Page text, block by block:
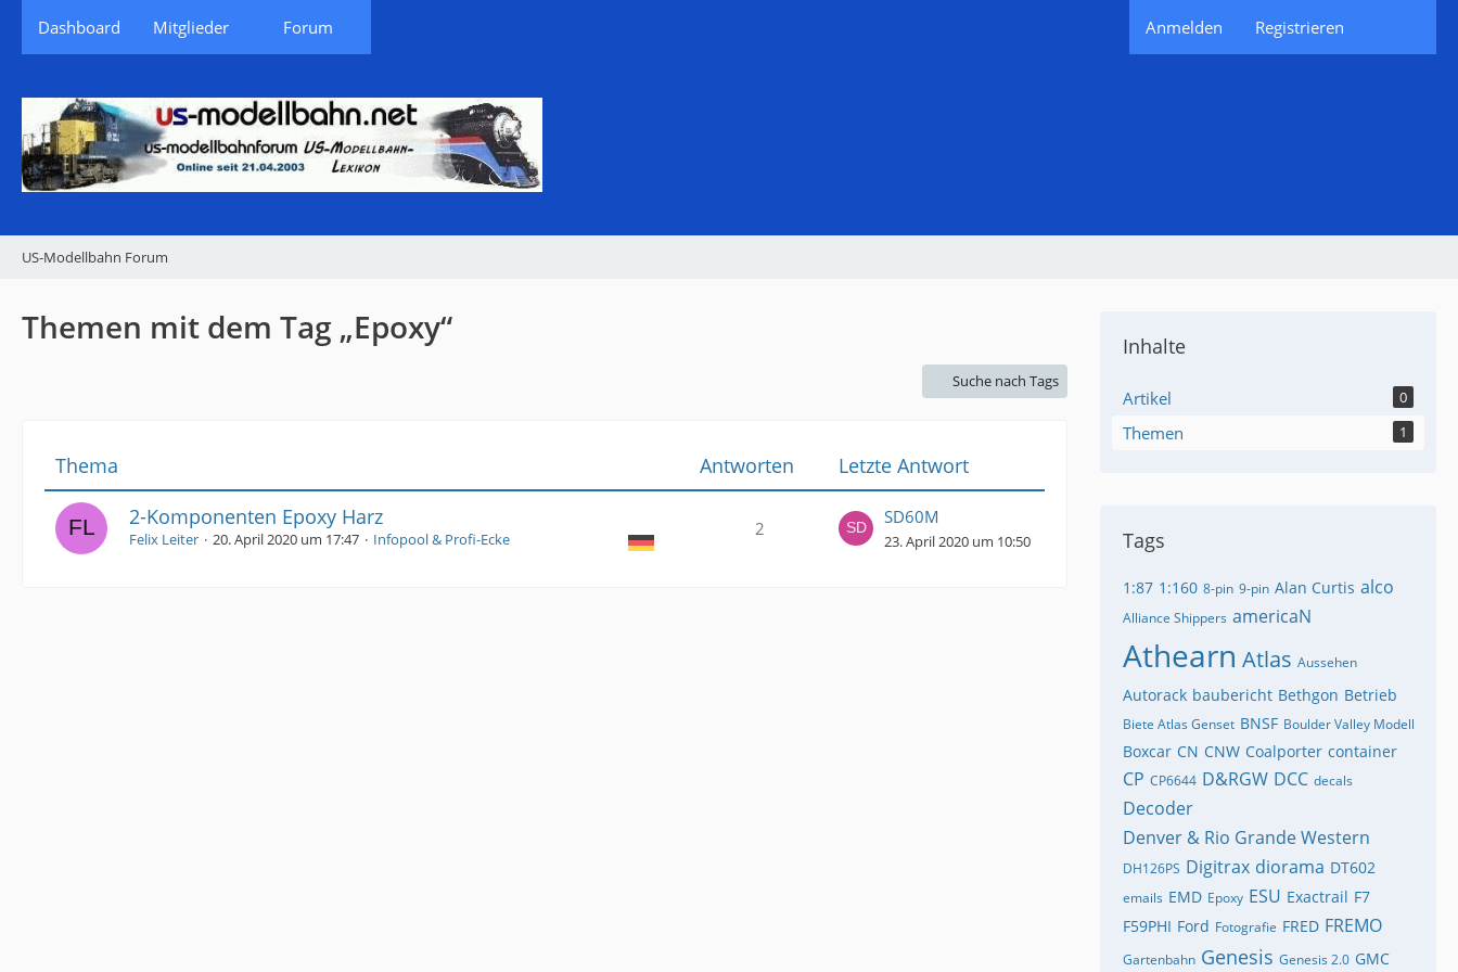
Dashboard Mitglieder Forum Anmelden Registrieren
US-Modellbahn Forum
Themen mit dem Tag „Epoxy“
Suche nach Tags
Thema Antworten
Letzte Antwort
2-Komponenten Epoxy Harz
Felix Leiter 20. April 2020 um 17:47 Infopool & Profi-Ecke 2
SD60M
23. April 2020 um 10:50
Inhalte
Artikel 0
Themen 1
Tags
1:87 1:160 8-pin 9-pin Alan Curtis alco
Alliance Shippers americaN
Athearn Atlas Aussehen
Autorack baubericht Bethgon Betrieb
Biete Atlas Genset BNSF Boulder Valley Modell
Boxcar CN CNW Coalporter container
CP CP6644 D&RGW DCC decals
Decoder
Denver & Rio Grande Western
DH126PS Digitrax diorama DT602
emails EMD Epoxy ESU Exactrail F7
F59PHI Ford Fotografie FRED FREMO
Gartenbahn Genesis Genesis 2.0 GMC